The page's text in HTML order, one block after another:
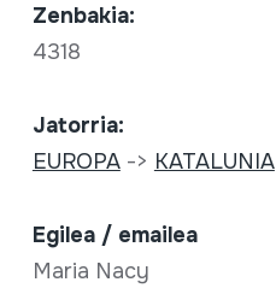
Zenbakia:
4318
Jatorria:
EUROPA-> KATALUNIA
Egilea / emailea
Maria Nacy